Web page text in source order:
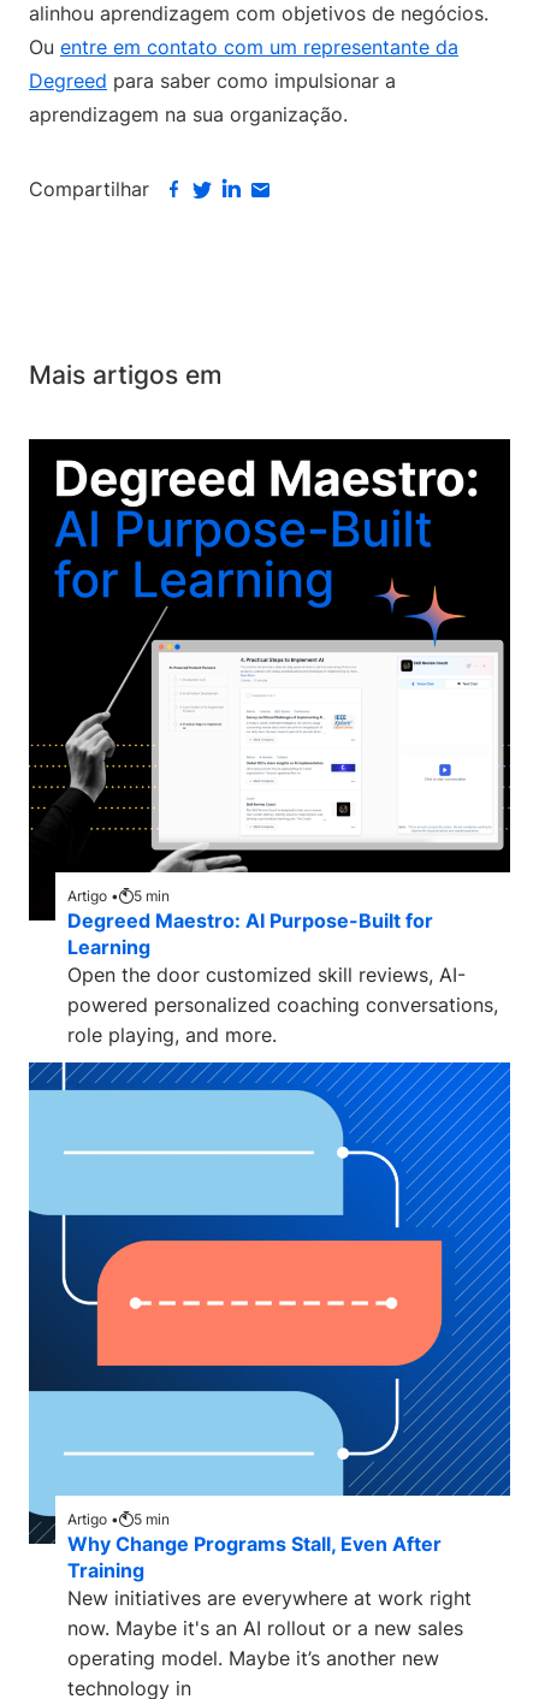
alinhou aprendizagem com objetivos de negócios.
Ou entre em contato com um representante da
Degreed para saber como impulsionar a
aprendizagem na sua organização.
Compartilhar
Mais artigos em
Artigo • 5 min
Degreed Maestro: AI Purpose-Built for
Learning
Open the door customized skill reviews, AI-
powered personalized coaching conversations,
role playing, and more.
Artigo • 5 min
Why Change Programs Stall, Even After
Training
New initiatives are everywhere at work right
now. Maybe it's an AI rollout or a new sales
operating model. Maybe it’s another new
technology in